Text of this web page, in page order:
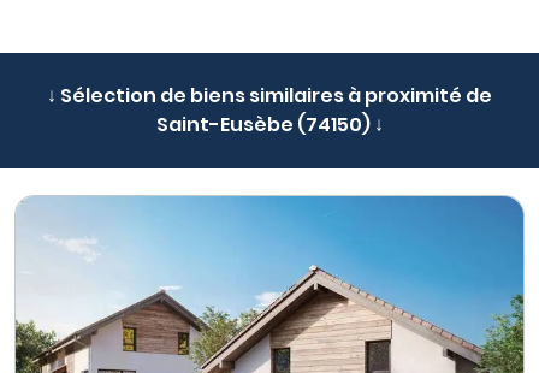
↓ Sélection de biens similaires à proximité de
Saint-Eusèbe (74150) ↓